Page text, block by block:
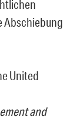
Abschiebung
United
and